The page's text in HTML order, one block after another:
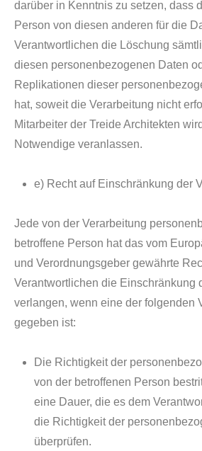
darüber in Kenntnis zu setzen, dass
Person von diesen anderen für die
Verantwortlichen die Löschung
diesen personenbezogenen Daten
Replikationen dieser
hat, soweit die Verarbeitung nicht
Mitarbeiter der Treide Architekten
Notwendige veranlassen.
e) Recht auf Einschränkung der
Jede von der Verarbeitung
betroffene Person hat das vom
und Verordnungsgeber gewährte
Verantwortlichen die Einschränkung
verlangen, wenn eine der folgenden
gegeben ist:
Die Richtigkeit der
von der betroffenen Person
eine Dauer, die es dem
die Richtigkeit der
überprüfen.